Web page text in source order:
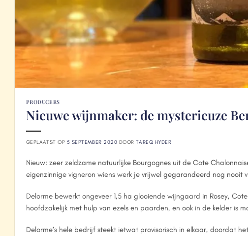
PRODUCERS
Nieuwe wijnmaker: de mysterieuze
GEPLAATST OP 5 SEPTEMBER 2020 DOORTAREQ HYDER
Nieuw: zeer zeldzame natuurlijke Bourgognes uit de Cote
eigenzinnige vigneron wiens werk je vrijwel gegarandeerd nog nooit
Delorme bewerkt ongeveer 1,5 ha glooiende wijngaard in Rosey,
hoofdzakelijk met hulp van ezels en paarden, en ook in de kelder is
Delorme’s hele bedrijf steekt ietwat provisorisch in elkaar, doordat